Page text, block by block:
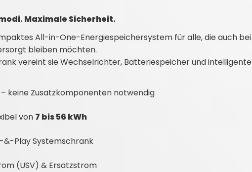
Maximale Sicherheit.
All-in-One-Energiespeichersystem für alle, die auch bei
bleiben möchten.
vereint sie Wechselrichter, Batteriespeicher und intelligente
keine Zusatzkomponenten notwendig
von 7 bis 56 kWh
Play Systemschrank
(USV) & Ersatzstrom